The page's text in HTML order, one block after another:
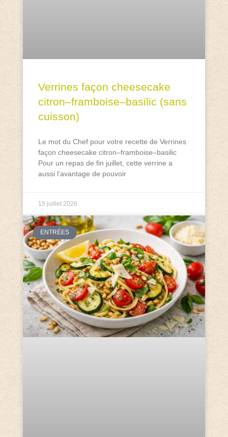
Verrines façon cheesecake
citron–framboise–basilic (sans
cuisson)
Le mot du Chef pour votre recette de Verrines
façon cheesecake citron–framboise–basilic
Pour un repas de fin juillet, cette verrine a
aussi l’avantage de pouvoir
15 juillet 2026
ENTRÉES